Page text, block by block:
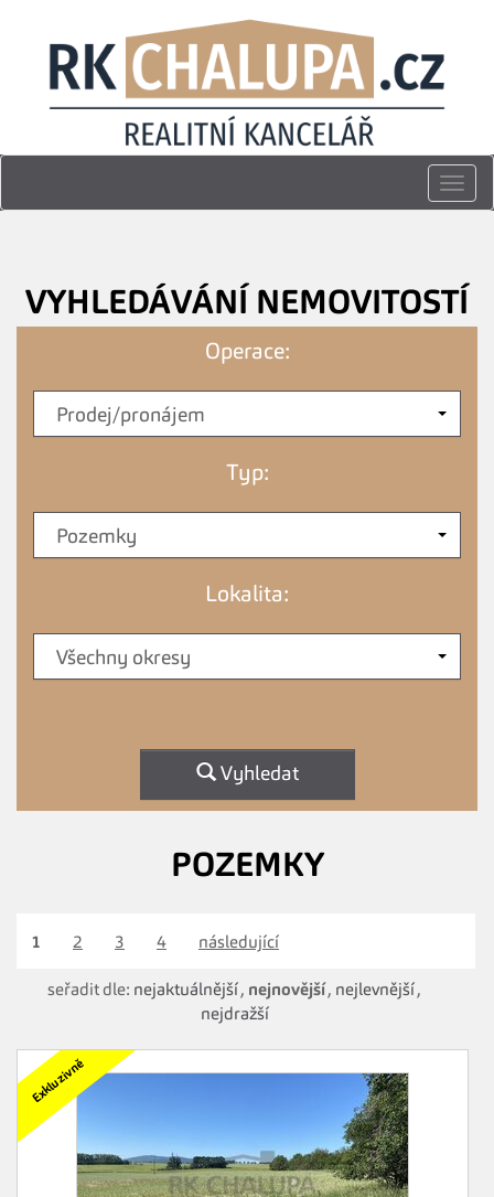
VYHLEDÁVÁNÍ NEMOVITOSTÍ
Operace:
Prodej/pronájem
Typ:
Pozemky
Lokalita:
Všechny okresy
Vyhledat
POZEMKY
1 2 3 4 následující
seřadit dle: nejaktuálnější , nejnovější , nejlevnější ,
nejdražší